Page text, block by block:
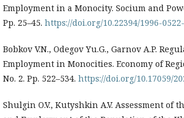
Employment in a Monocity. Socium and
Pp. 25–45. https://doi.org/10.22394/1996-
Bobkov V.N., Odegov Yu.G., Garnov A.P.
Employment in Monocities. Economy of
No. 2. Pp. 522–534. https://doi.org/10.17059/
Shulgin O.V., Kutyshkin A.V. Assessment of